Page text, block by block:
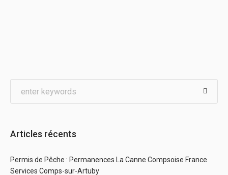
Articles récents
Permis de Pêche : Permanences La Canne Compsoise France
Services Comps-sur-Artuby